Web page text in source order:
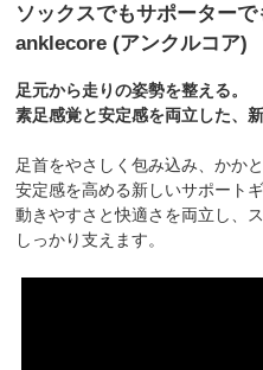
ソックスでもサポーターで
anklecore (アンクルコア)
足元から走りの姿勢を整える。
素足感覚と安定感を両立した、
足首をやさしく包み込み、かか
安定感を高める新しいサポートギ
動きやすさと快適さを両立し、
しっかり支えます。